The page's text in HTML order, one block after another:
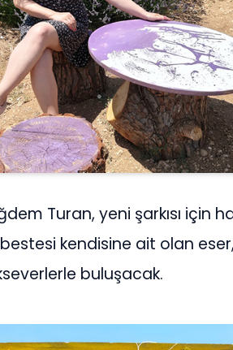
Turan, yeni şarkısı için
bestesi kendisine ait olan
buluşacak.